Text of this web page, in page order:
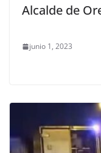
Alcalde de
junio 1, 2023